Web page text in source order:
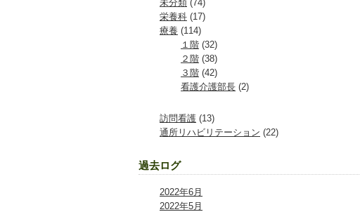
未分類 (74)
栄養科 (17)
療養 (114)
１階 (32)
２階 (38)
３階 (42)
看護介護部長 (2)
訪問看護 (13)
通所リハビリテーション (22)
過去ログ
2022年6月
2022年5月